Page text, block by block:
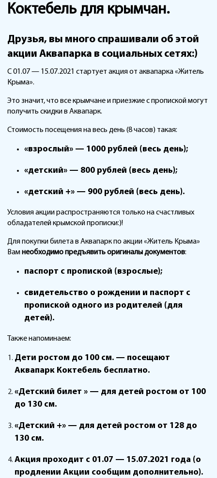
Коктебель для крымчан.
Друзья, вы много спрашивали об этой
акции Аквапарка в социальных сетях:)
С 01.07 — 15.07.2021 стартует акция от аквапарка «Житель
Крыма».
Это значит, что все крымчане и приезжие с пропиской могут
получить скидки в Аквапарк.
Стоимость посещения на весь день (8 часов) такая:
«взрослый» — 1000 рублей (весь день);
«детский» — 800 рублей (весь день);
«детский +» — 900 рублей (весь день).
Условия акции распространяются только на счастливых
обладателей крымской прописки:)!
Для покупки билета в Аквапарк по акции «Житель Крыма»
Вамнеобходимо предъявить оригиналы документов:
паспорт с пропиской (взрослые);
свидетельство о рождении и паспорт с
пропиской одного из родителей (для
детей).
Также напоминаем:
Дети ростом до 100 см. — посещают
Аквапарк Коктебель бесплатно.
«Детский билет » — для детей ростом от 100
до 130 см.
«Детский +» — для детей ростом от 128 до
130 см.
Акция проходит с 01.07 — 15.07.2021 года (о
продлении Акции сообщим дополнительно).